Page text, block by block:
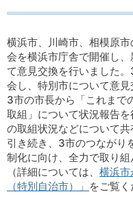
横浜市、川崎市、相模原
会を横浜市庁舎で開催し
て意見交換を行いました
会し、特別市について意見
3市の市長から「これまで
取組」について状況報告
の取組状況などについて共
引き続き、3市のつながり
制化に向け、全力で取り組
（詳細については、 横浜市
（特別自治市）」 をご覧く